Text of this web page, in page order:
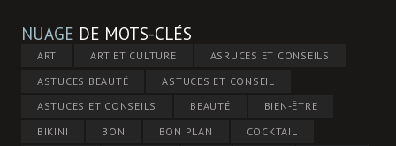
NUAGE DE MOTS-CLÉS
ART ART ET CULTURE
ASRUCES ET CONSEILS
ASTUCES BEAUTÉ
ASTUCES ET CONSEIL
ASTUCES ET CONSEILS
BEAUTÉ
BIEN-ÊTRE
BIKINI
BON BON PLAN
COCKTAIL